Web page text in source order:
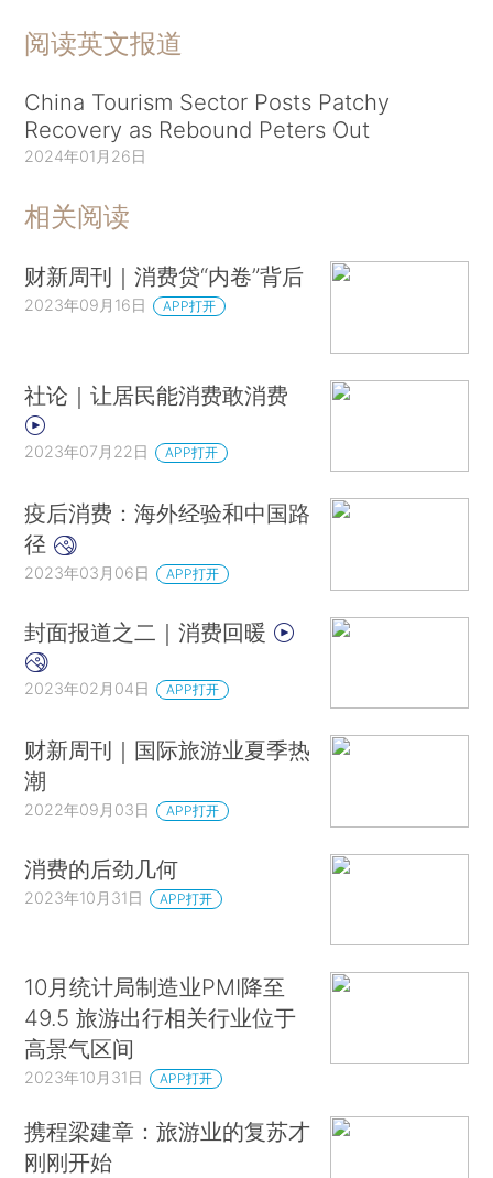
阅读英文报道
China Tourism Sector Posts Patchy
Recovery as Rebound Peters Out
2024年01月26日
相关阅读
财新周刊｜消费贷“内卷”背后
2023年09月16日 APP打开
社论｜让居民能消费敢消费
2023年07月22日 APP打开
疫后消费：海外经验和中国路
径
2023年03月06日 APP打开
封面报道之二｜消费回暖
2023年02月04日 APP打开
财新周刊｜国际旅游业夏季热
潮
2022年09月03日 APP打开
消费的后劲几何
2023年10月31日 APP打开
10月统计局制造业PMI降至
49.5 旅游出行相关行业位于
高景气区间
2023年10月31日 APP打开
携程梁建章：旅游业的复苏才
刚刚开始